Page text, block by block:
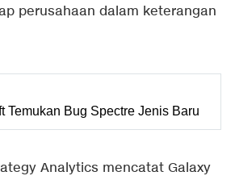
perusahaan dalam keterangan
Temukan Bug Spectre Jenis Baru
Analytics mencatat Galaxy